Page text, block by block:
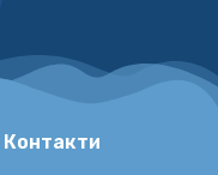
Контакти